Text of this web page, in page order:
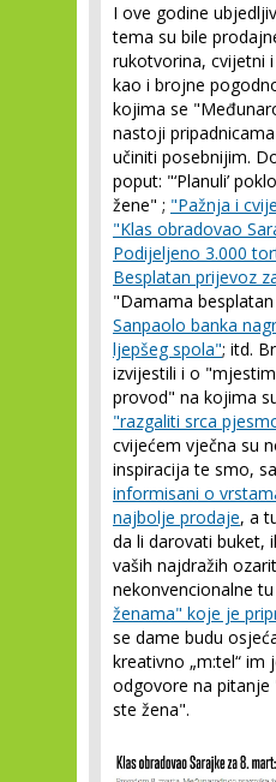
I ove godine
tema su bile
rukotvorina, cvijetni
kao i brojne
kojima se
nastoji
učiniti posebnijim.
poput: "‘Planuli’
žene" ; "Pažnja i
"Klas obradovao
Podijeljeno 3.000
Besplatan prijevoz
"Damama
Sanpaolo banka
ljepšeg spola"; itd.
izvijestili i o
provod" na kojima
"razgaliti srca
cvijećem vječna su
inspiracija te smo,
informisani o
najbolje prodaje, a
da li darovati buket,
vaših najdražih
nekonvencionalne tu
ženama" koje je
se dame budu
kreativno „m:tel“ im
odgovore na
ste žena".